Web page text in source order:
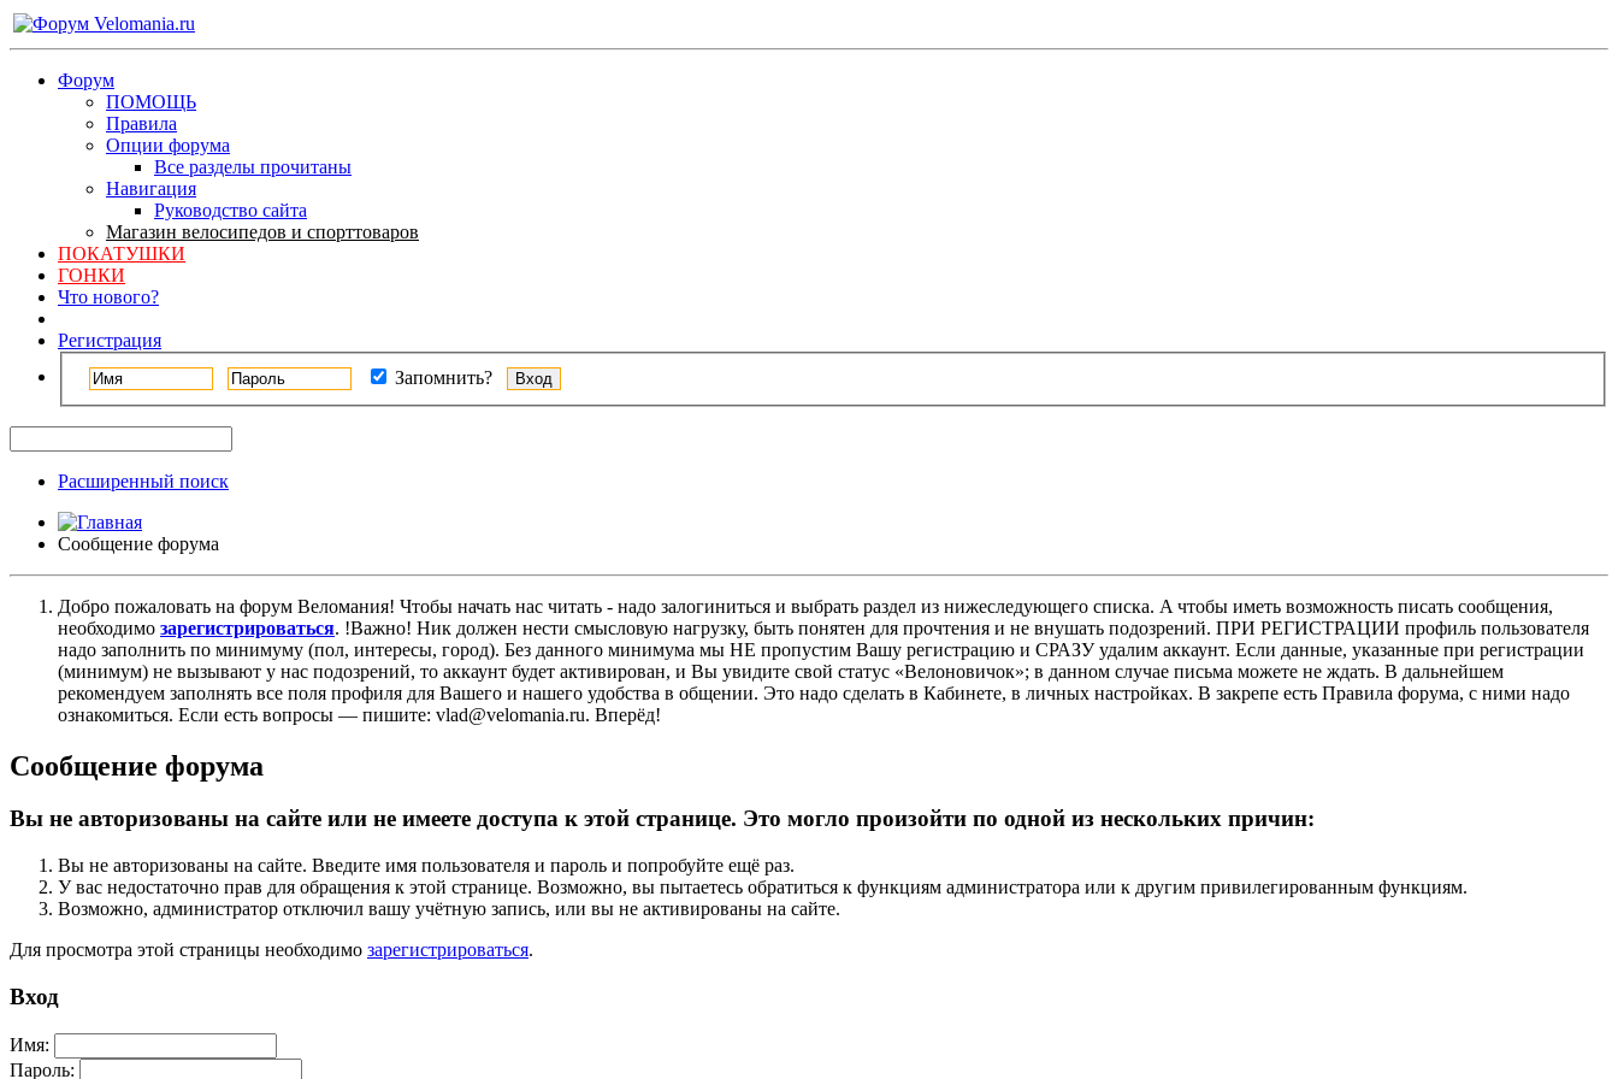
Форум
ПОМОЩЬ
Правила
Опции форума
Все разделы прочитаны
Навигация
Руководство сайта
Магазин велосипедов и спорттоваров
ПОКАТУШКИ
ГОНКИ
Что нового?
Регистрация
Запомнить?
Расширенный поиск
Сообщение форума
Добро пожаловать на форум Веломания! Чтобы начать нас читать - надо залогиниться и выбрать раздел из нижеследующего списка. A чтобы иметь возможность писать сообщения,
необходимо зарегистрироваться. !Важно! Ник должен нести смысловую нагрузку, быть понятен для прочтения и не внушать подозрений. ПРИ РЕГИСТРАЦИИ профиль пользователя
надо заполнить по минимуму (пол, интересы, город). Без данного минимума мы НЕ пропустим Вашу регистрацию и СРАЗУ удалим аккаунт. Если данные, указанные при регистрации
(минимум) не вызывают у нас подозрений, то аккаунт будет активирован, и Вы увидите свой статус «Велоновичок»; в данном случае письма можете не ждать. В дальнейшем
рекомендуем заполнять все поля профиля для Вашего и нашего удобства в общении. Это надо сделать в Кабинете, в личных настройках. В закрепе есть Правила форума, с ними надо
ознакомиться. Если есть вопросы — пишите: vlad@velomania.ru. Вперёд!
Сообщение форума
Вы не авторизованы на сайте или не имеете доступа к этой странице. Это могло произойти по одной из нескольких причин:
Вы не авторизованы на сайте. Введите имя пользователя и пароль и попробуйте ещё раз.
У вас недостаточно прав для обращения к этой странице. Возможно, вы пытаетесь обратиться к функциям администратора или к другим привилегированным функциям.
Возможно, администратор отключил вашу учётную запись, или вы не активированы на сайте.
Для просмотра этой страницы необходимо зарегистрироваться.
Вход
Имя:
Пароль: